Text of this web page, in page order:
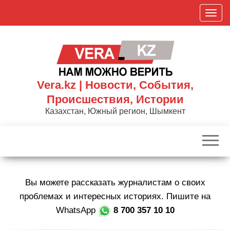
П
о
к
р
Vera.kz | Новости, События,
Происшествия, Истории
Казахстан, Южный регион, Шымкент
Вы можете рассказать журналистам о своих
проблемах и интересных историях. Пишите на
WhatsApp
8 700 357 10 10